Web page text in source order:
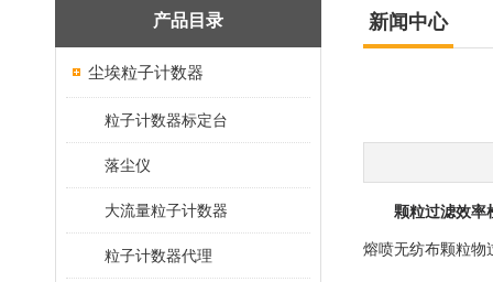
产品目录
尘埃粒子计数器
粒子计数器标定台
落尘仪
大流量粒子计数器
粒子计数器代理
新闻中心
颗粒过滤效率
熔喷无纺布颗粒物